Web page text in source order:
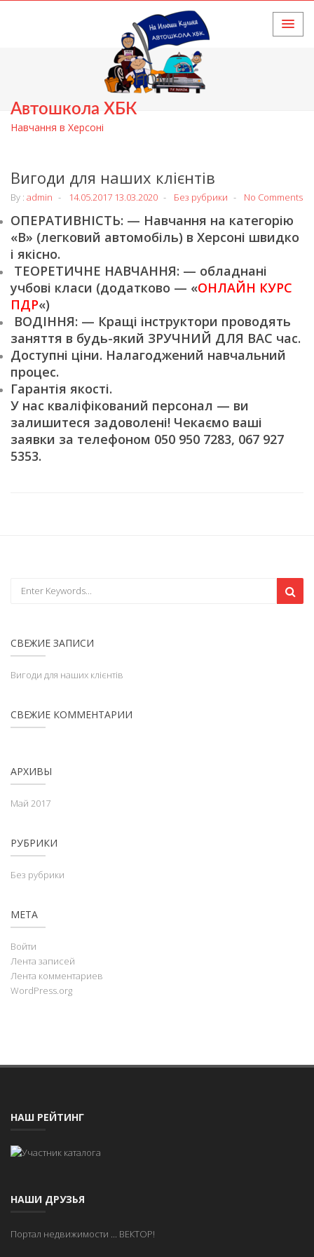
Автошкола ХБК
Навчання в Херсоні
HOME
Вигоди для наших клієнтів
By : admin 14.05.2017 13.03.2020 Без рубрики No Comments
ОПЕРАТИВНІСТЬ: — Навчання на категорію
«В» (легковий автомобіль) в Херсоні швидко
і якісно.
ТЕОРЕТИЧНЕ НАВЧАННЯ: — обладнані
учбові класи (додатково — «ОНЛАЙН КУРС
ПДР«)
ВОДІННЯ: — Кращі інструктори проводять
заняття в будь-який ЗРУЧНИЙ ДЛЯ ВАС час.
Доступні ціни. Налагоджений навчальний
процес.
Гарантія якості.
У нас кваліфікований персонал — ви
залишитеся задоволені! Чекаємо ваші
заявки за телефоном 050 950 7283, 067 927
5353.
СВЕЖИЕ ЗАПИСИ
Вигоди для наших клієнтів
СВЕЖИЕ КОММЕНТАРИИ
АРХИВЫ
Май 2017
РУБРИКИ
Без рубрики
МЕТА
Войти
Лента записей
Лента комментариев
WordPress.org
НАШ РЕЙТИНГ
НАШИ ДРУЗЬЯ
Портал недвижимости ... ВЕКТОР!